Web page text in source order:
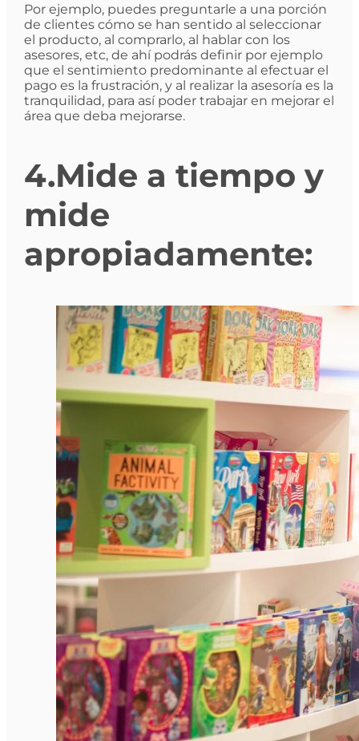
Por ejemplo, puedes preguntarle a una porción
de clientes cómo se han sentido al seleccionar
el producto, al comprarlo, al hablar con los
asesores, etc, de ahí podrás definir por ejemplo
que el sentimiento predominante al efectuar el
pago es la frustración, y al realizar la asesoría es la
tranquilidad, para así poder trabajar en mejorar el
área que deba mejorarse.
4.Mide a tiempo y
mide
apropiadamente: